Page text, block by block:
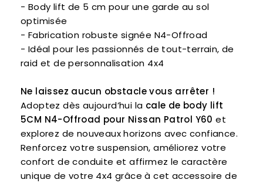
- Body lift de 5 cm pour une garde au sol
optimisée
- Fabrication robuste signée N4-Offroad
- Idéal pour les passionnés de tout-terrain, de
raid et de personnalisation 4x4
Ne laissez aucun obstacle vous arrêter !
Adoptez dès aujourd’hui la cale de body lift
5CM N4-Offroad pour Nissan Patrol Y60 et
explorez de nouveaux horizons avec confiance.
Renforcez votre suspension, améliorez votre
confort de conduite et affirmez le caractère
unique de votre 4x4 grâce à cet accessoire de